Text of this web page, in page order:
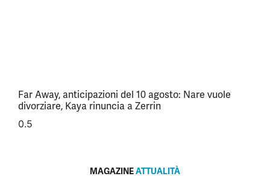
Far Away, anticipazioni del 10 agosto: Nare vuole
divorziare, Kaya rinuncia a Zerrin
MAGAZINEATTUALITÀ